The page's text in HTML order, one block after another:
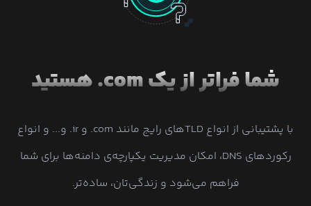
شما فراتر از یک com. هستید
با پشتیبانی از انواع TLDهای رایج مانند com. و ir. و... و انواع
رکوردهای DNS، امکان مدیریت یکپارچه‌ی دامنه‌ها برای شما
فراهم می‌شود و زندگی‌تان، ساده‌تر.